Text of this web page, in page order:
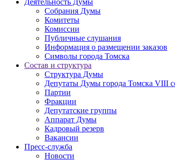
Собрания Думы
Комитеты
Комиссии
Публичные слушания
Информация о размещении заказов
Символы города Томска
Состав и структура
Структура Думы
Депутаты Думы города Томска VIII
Партии
Фракции
Депутатские группы
Аппарат Думы
Кадровый резерв
Вакансии
Пресс-служба
Новости